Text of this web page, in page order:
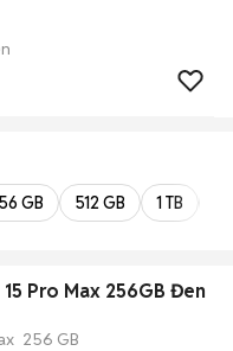
GB 512 GB 1 TB
Pro Max 256GB Đen
256 GB